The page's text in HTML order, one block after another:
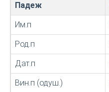
Падеж
Им.п
Род.п
Дат.п
Вин.п (одуш.)